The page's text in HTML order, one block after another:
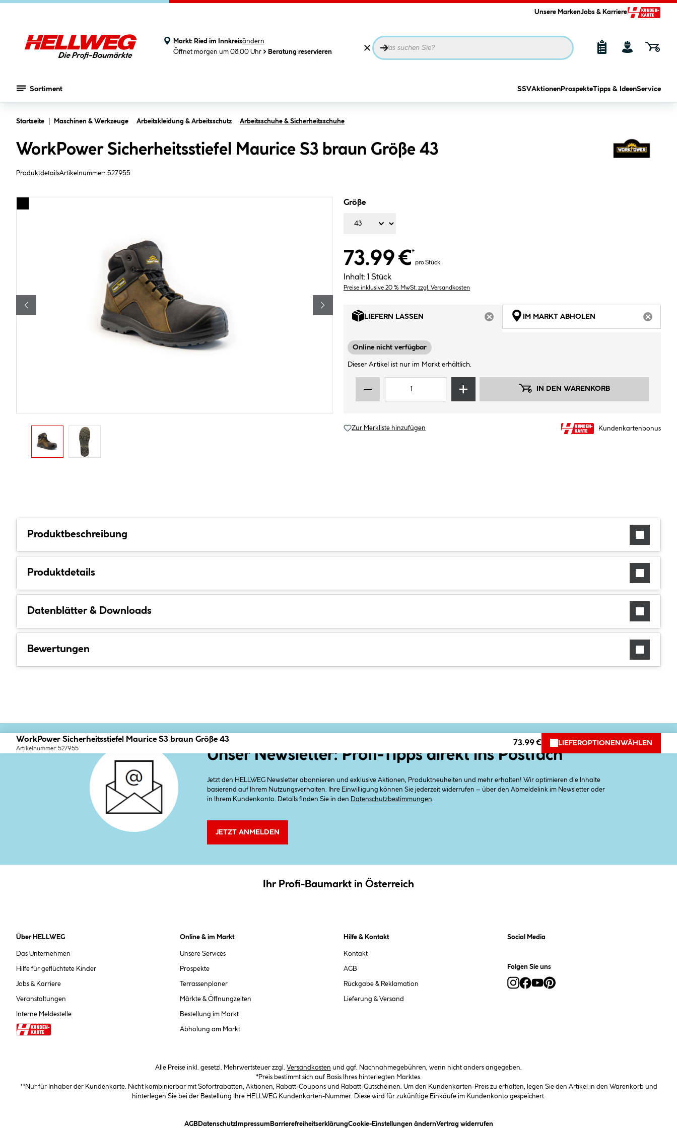
Unsere MarkenJobs & Karriere
Markt: Ried im Innkreisändern
Öffnet morgen um 08:00 Uhr
Beratung reservieren
Sortiment SSVAktionen ProspekteTipps & IdeenService
Startseite Maschinen & Werkzeuge Arbeitskleidung & Arbeitsschutz Arbeitsschuhe & Sicherheitsschuhe
WorkPower Sicherheitsstiefel Maurice S3 braun Größe 43
ProduktdetailsArtikelnummer: 527955
Größe
73.99 €*
pro Stück
Inhalt: 1 Stück
Preise inklusive 20 % MwSt. zzgl. Versandkosten
LIEFERN LASSEN
ARTIKEL NICHT VERFÜGBAR
IM MARKT ABHOLEN
Online nicht verfügbar
Dieser Artikel ist nur im Markt erhältlich.
IN DEN WARENKORB
Zur Merkliste hinzufügen Kundenkartenbonus
Produktbeschreibung
Produktdetails
Datenblätter & Downloads
Bewertungen
WorkPower Sicherheitsstiefel Maurice S3 braun Größe 43
Artikelnummer: 527955
73.99 € LIEFEROPTIONEN WÄHLEN
Unser Newsletter: Profi-Tipps direkt ins Postfach
Jetzt den HELLWEG Newsletter abonnieren und exklusive Aktionen, Produktneuheiten und mehr erhalten! Wir optimieren die Inhalte
basierend auf Ihrem Nutzungsverhalten. Ihre Einwilligung können Sie jederzeit widerrufen – über den Abmeldelink im Newsletter oder
in Ihrem Kundenkonto. Details finden Sie in den
Datenschutzbestimmungen
JETZT ANMELDEN
Ihr Profi-Baumarkt in Österreich
Über HELLWEG
Das Unternehmen
Hilfe für geflüchtete Kinder
Jobs & Karriere
Veranstaltungen
Interne Meldestelle
Online & im Markt
Unsere Services
Prospekte
Terrassenplaner
Märkte & Öffnungzeiten
Bestellung im Markt
Abholung am Markt
Hilfe & Kontakt
Kontakt
AGB
Rückgabe & Reklamation
Lieferung & Versand
Social Media
Folgen Sie uns
Alle Preise inkl. gesetzl. Mehrwertsteuer zzgl. Versandkosten und ggf. Nachnahmegebühren, wenn nicht anders angegeben.
*Preis bestimmt sich auf Basis Ihres hinterlegten Marktes.
**Nur für Inhaber der Kundenkarte. Nicht kombinierbar mit Sofortrabatten, Aktionen, Rabatt-Coupons und Rabatt-Gutscheinen. Um den Kundenkarten-Preis zu erhalten, legen Sie den Artikel in den Warenkorb und
hinterlegen Sie bei der Bestellung Ihre HELLWEG Kundenkarten-Nummer. Diese wird für zukünftige Einkäufe im Kundenkonto gespeichert.
AGB(öffnet ein Dialogfeld)
Datenschutz(öffnet ein Dialogfeld)
Impressum(öffnet ein Dialogfeld)
Barrierefreiheitserklärung(öffnet ein Dialogfeld)
Cookie-Einstellungen ändern(öffnet ein Dialogfeld)
Vertrag widerrufen